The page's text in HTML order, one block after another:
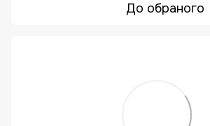
До обраного